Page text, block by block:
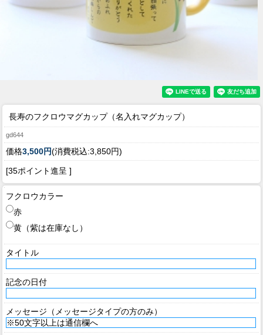
長寿のフクロウマグカップ（名入れマグカップ）
gd644
価格3,500円(消費税込:3,850円)
[35ポイント進呈 ]
フクロウカラー
赤
黄（紫は在庫なし）
タイトル
記念の日付
メッセージ（メッセージタイプの方のみ）